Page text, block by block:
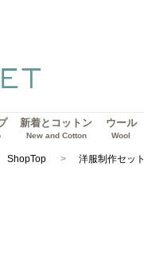
新着とコットン
New and Cotton
ウール
Wool
ShopTop 洋服制作セット